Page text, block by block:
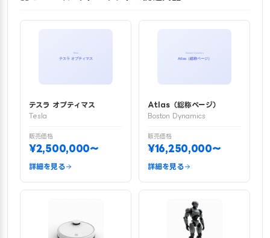
テスラ オプティマス
Tesla
販売価格
¥2,500,000〜
詳細を見る
Atlas（総称ページ）
Boston Dynamics
販売価格
¥16,250,000〜
詳細を見る